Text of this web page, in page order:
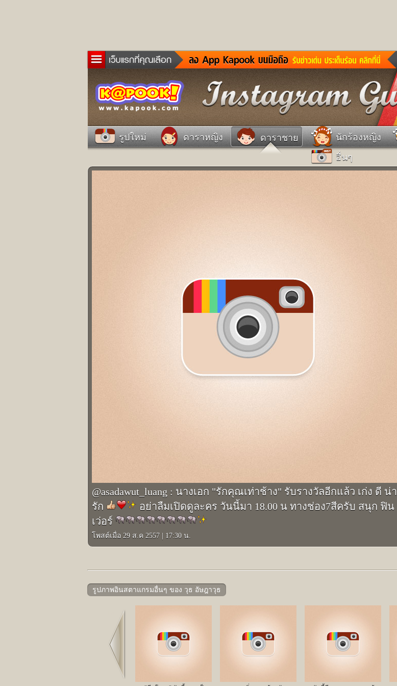
ข่าวด่วน ข่าวสั้น
ละคร
หนังใหม่
เกม
หมากรุกไทย
ดูดวง
ทำนายฝัน
ผู้ชาย
ผลบอล
กลอน
dictionary
เช็คความเร็วเน็ต
รูปใหม่ ดาราหญิง ดาราชาย นักร้องหญิง
อื่นๆ
@asadawut_luang : นางเอก "รักคุณเท่าช้าง" รับรางวัลอีกแล้ว เก่ง ดี น่า
รัก
อย่าลืมเปิดดูละคร วันนี้มา 18.00 น ทางช่อง7สีครับ สนุก ฟิน
เว่อร์
โพสต์เมื่อ 29 ส.ค 2557 17:30 น.
รูปภาพอินสตาแกรมอื่นๆ ของ วุธ อัษฎาวุธ